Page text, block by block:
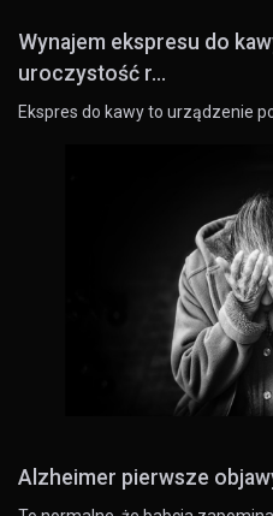
Wynajem ekspresu do
uroczystość r...
Ekspres do kawy to urządzenie
Alzheimer pierwsze